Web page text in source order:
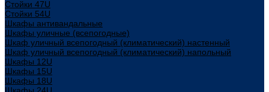
Стойки 47U
Стойки 54U
Шкафы антивандальные
Шкафы уличные (всепогодные)
Шкаф уличный всепогодный (климатический) настенный
Шкаф уличный всепогодный (климатический) напольный
Шкафы 12U
Шкафы 15U
Шкафы 18U